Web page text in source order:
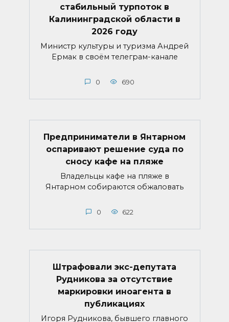
стабильный турпоток в
Калининградской области в
2026 году
Министр культуры и туризма Андрей
Ермак в своём телеграм-канале
0 690
Предприниматели в Янтарном
оспаривают решение суда по
сносу кафе на пляже
Владельцы кафе на пляже в
Янтарном собираются обжаловать
0 622
Штрафовали экс-депутата
Рудникова за отсутствие
маркировки иноагента в
публикациях
Игоря Рудникова, бывшего главного